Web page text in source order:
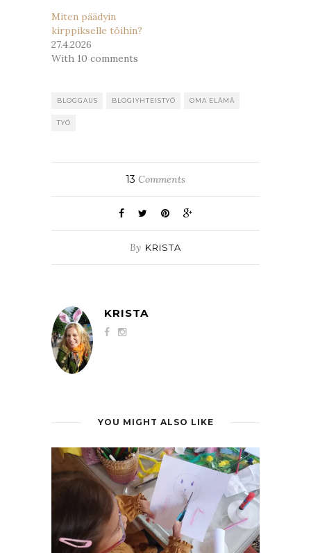
Miten päädyin
kirppikselle töihin?
27.4.2026
With 10 comments
BLOGGAUS BLOGIYHTEISTYÖ OMA ELÄMÄ
TYÖ
13 Comments
By KRISTA
KRISTA
YOU MIGHT ALSO LIKE